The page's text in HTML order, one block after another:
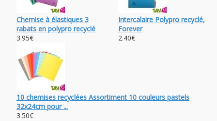
Chemise à élastiques 3
rabats en polypro recyclé
3.95€
Intercalaire Polypro recyclé,
Forever
2.40€
10 chemises recyclées Assortiment 10 couleurs pastels
32x24cm pour ...
3.50€